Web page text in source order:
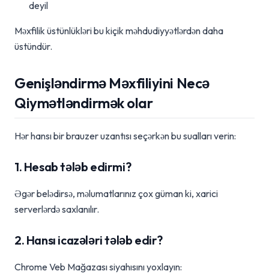
deyil
Məxfilik üstünlükləri bu kiçik məhdudiyyətlərdən daha
üstündür.
Genişləndirmə Məxfiliyini Necə
Qiymətləndirmək olar
Hər hansı bir brauzer uzantısı seçərkən bu sualları verin:
1. Hesab tələb edirmi?
Əgər belədirsə, məlumatlarınız çox güman ki, xarici
serverlərdə saxlanılır.
2. Hansı icazələri tələb edir?
Chrome Veb Mağazası siyahısını yoxlayın: